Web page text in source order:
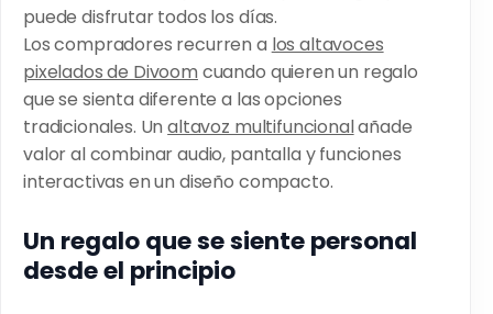
puede disfrutar todos los días.
Los compradores recurren a los altavoces
pixelados de Divoom cuando quieren un regalo
que se sienta diferente a las opciones
tradicionales. Un altavoz multifuncionalañade
valor al combinar audio, pantalla y funciones
interactivas en un diseño compacto.
Un regalo que se siente personal
desde el principio